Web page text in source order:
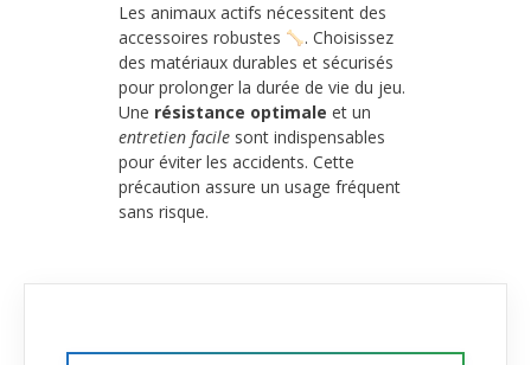
Les animaux actifs nécessitent des
accessoires robustes
. Choisissez
des matériaux durables et sécurisés
pour prolonger la durée de vie du jeu.
Une résistance optimale et un
entretien facile sont indispensables
pour éviter les accidents. Cette
précaution assure un usage fréquent
sans risque.